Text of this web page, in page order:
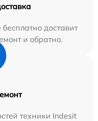
доставит
и обратно.
техники Indesit